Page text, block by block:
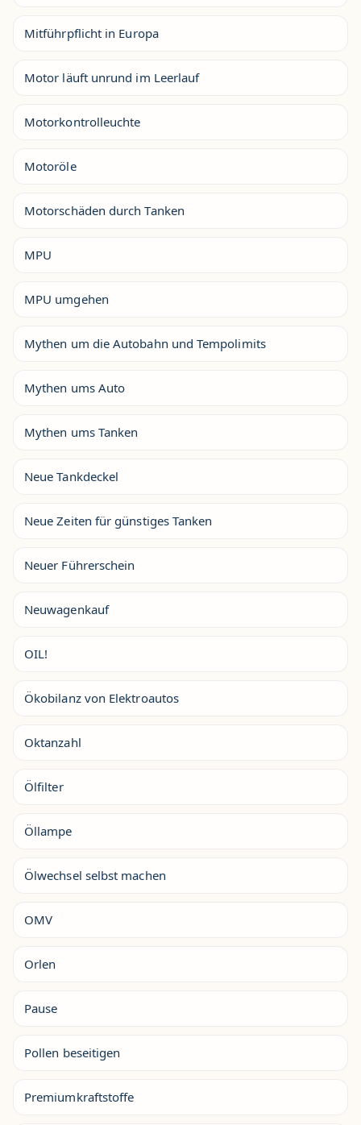
Mitführpflicht in Europa
Motor läuft unrund im Leerlauf
Motorkontrolleuchte
Motoröle
Motorschäden durch Tanken
MPU
MPU umgehen
Mythen um die Autobahn und Tempolimits
Mythen ums Auto
Mythen ums Tanken
Neue Tankdeckel
Neue Zeiten für günstiges Tanken
Neuer Führerschein
Neuwagenkauf
OIL!
Ökobilanz von Elektroautos
Oktanzahl
Ölfilter
Öllampe
Ölwechsel selbst machen
OMV
Orlen
Pause
Pollen beseitigen
Premiumkraftstoffe